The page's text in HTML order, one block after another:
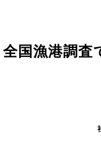
国漁港調